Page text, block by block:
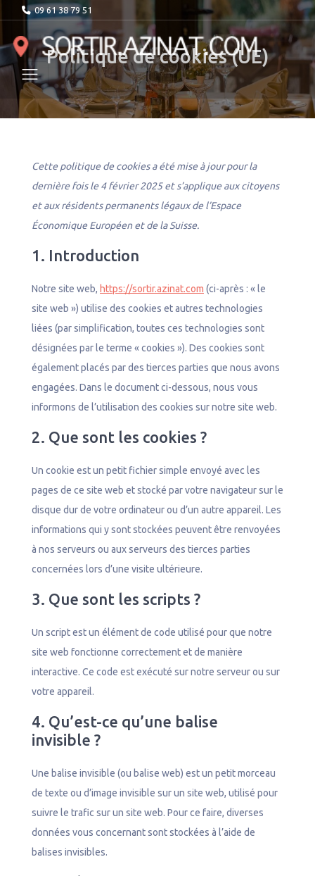
09 61 38 79 51
Politique de cookies (UE)
Cette politique de cookies a été mise à jour pour la
dernière fois le 4 février 2025 et s’applique aux citoyens
et aux résidents permanents légaux de l’Espace
Économique Européen et de la Suisse.
1. Introduction
Notre site web, https://sortir.azinat.com (ci-après : « le
site web ») utilise des cookies et autres technologies
liées (par simplification, toutes ces technologies sont
désignées par le terme « cookies »). Des cookies sont
également placés par des tierces parties que nous avons
engagées. Dans le document ci-dessous, nous vous
informons de l’utilisation des cookies sur notre site web.
2. Que sont les cookies ?
Un cookie est un petit fichier simple envoyé avec les
pages de ce site web et stocké par votre navigateur sur le
disque dur de votre ordinateur ou d’un autre appareil. Les
informations qui y sont stockées peuvent être renvoyées
à nos serveurs ou aux serveurs des tierces parties
concernées lors d’une visite ultérieure.
3. Que sont les scripts ?
Un script est un élément de code utilisé pour que notre
site web fonctionne correctement et de manière
interactive. Ce code est exécuté sur notre serveur ou sur
votre appareil.
4. Qu’est-ce qu’une balise
invisible ?
Une balise invisible (ou balise web) est un petit morceau
de texte ou d’image invisible sur un site web, utilisé pour
suivre le trafic sur un site web. Pour ce faire, diverses
données vous concernant sont stockées à l’aide de
balises invisibles.